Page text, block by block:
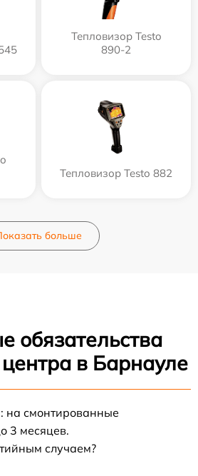
Тепловизор Testo
890-2
Тепловизор Testo 882
больше
обязательства
в Барнауле
на смонтированные
3 месяцев.
случаем?